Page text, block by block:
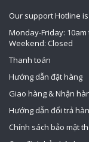
Our support Hotline
Monday-Friday: 10am
Weekend: Closed
Thanh toán
Hướng dẫn đặt hàng
Giao hàng & Nhận
Hướng dẫn đổi trả
Chính sách bảo mật